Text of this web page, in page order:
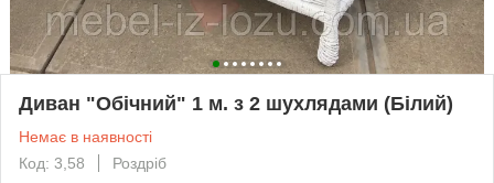
Диван "Обічний" 1 м. з 2 шухлядами (Білий)
Немає в наявності
Код: 3,58
Роздріб